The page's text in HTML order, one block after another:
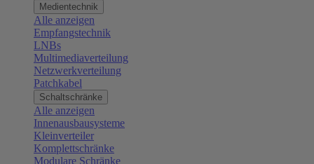
Medientechnik
Alle anzeigen
Empfangstechnik
LNBs
Multimediaverteilung
Netzwerkverteilung
Patchkabel
Schaltschränke
Alle anzeigen
Innenausbausysteme
Kleinverteiler
Komplettschränke
Modulare Schränke